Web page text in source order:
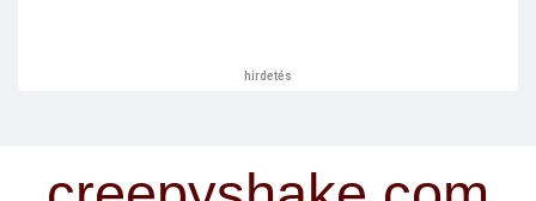
hirdetés